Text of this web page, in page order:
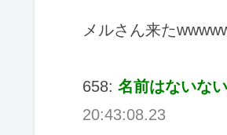
メルさん来た
658: 名前はないな
20:43:08.23